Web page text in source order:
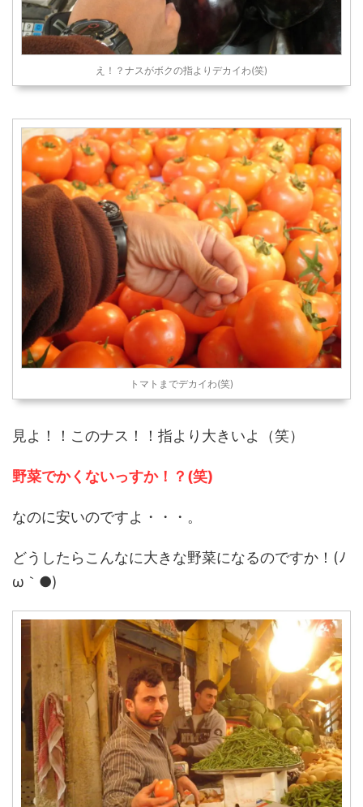
え！？ナスがボクの指よりデカイわ(笑)
トマトまでデカイわ(笑)
見よ！！このナス！！指より大きいよ（笑）
野菜でかくないっすか！？(笑)
なのに安いのですよ・・・。
どうしたらこんなに大きな野菜になるのですか！(ﾉ
ω｀●)